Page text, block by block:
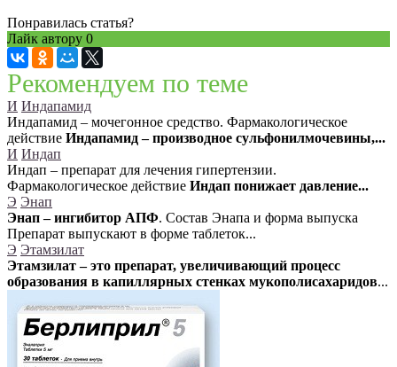
Понравилась статья?
Лайк автору 0
Рекомендуем по теме
И Индапамид
Индапамид – мочегонное средство. Фармакологическое
действие Индапамид – производное сульфонилмочевины,...
И Индап
Индап – препарат для лечения гипертензии.
Фармакологическое действие Индап понижает давление...
Э Энап
Энап – ингибитор АПФ. Состав Энапа и форма выпуска
Препарат выпускают в форме таблеток...
Э Этамзилат
Этамзилат – это препарат, увеличивающий процесс
образования в капиллярных стенках мукополисахаридов...